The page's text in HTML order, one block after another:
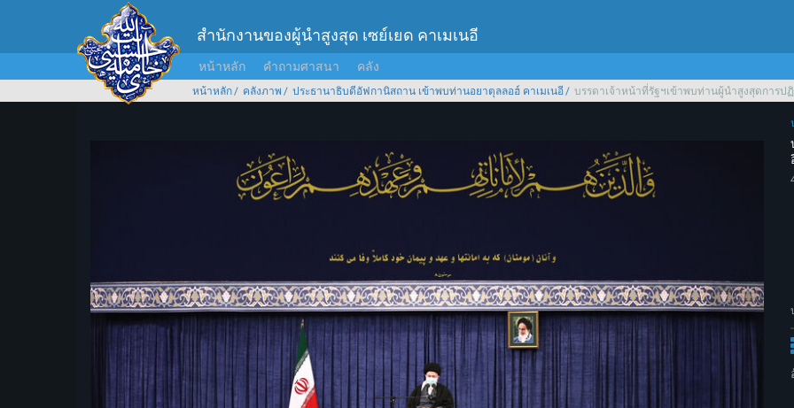
สำนักงานของผู้นำสูงสุด เซย์เยด คาเมเนอี
หน้าหลัก คำถามศาสนา คลัง
หน้าหลัก คลังภาพ ประธานาธิบดีอัฟกานิสถาน เข้าพบท่านอยาตุลลอฮ์ คาเมเนอี บรรดาเจ้าหน้าที่รัฐฯเข้าพบท่านผู้นำสูงสุดการป